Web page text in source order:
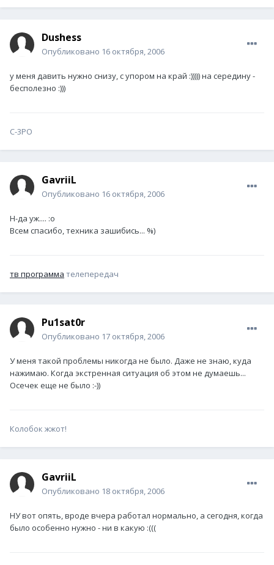
Dushess
Опубликовано 16 октября, 2006
у меня давить нужно снизу, с упором на край :))))) на середину -
бесполезно :)))
C-3PO
GavriiL
Опубликовано 16 октября, 2006
Н-да уж.... :o
Всем спасибо, техника зашибись... %)
тв программа телепередач
Pu1sat0r
Опубликовано 17 октября, 2006
У меня такой проблемы никогда не было. Даже не знаю, куда
нажимаю. Когда экстренная ситуация об этом не думаешь...
Осечек еще не было :-))
Колобок жжот!
GavriiL
Опубликовано 18 октября, 2006
НУ вот опять, вроде вчера работал нормально, а сегодня, когда
было особенно нужно - ни в какую :(((